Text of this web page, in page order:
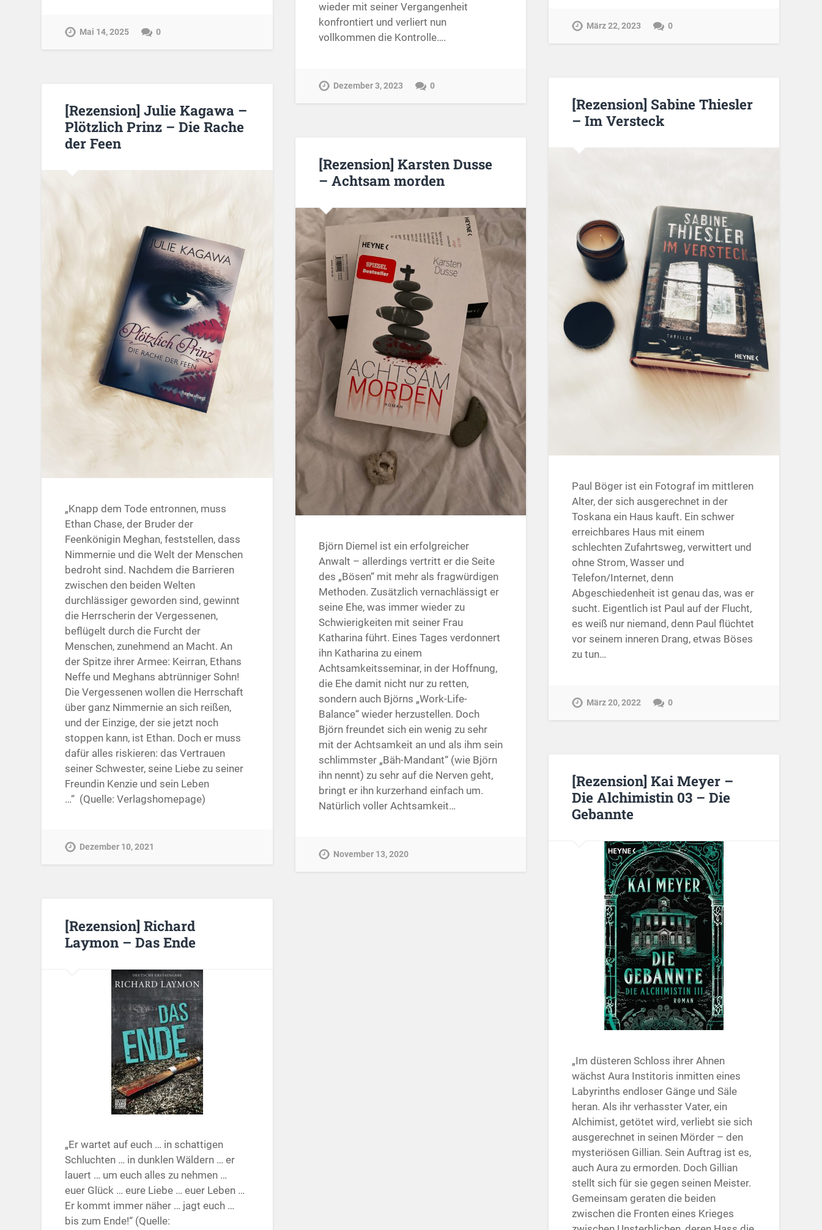
Mai 14, 2025 0
wieder mit seiner Vergangenheit
konfrontiert und verliert nun
vollkommen die Kontrolle….
Dezember 3, 2023 0
März 22, 2023 0
[Rezension] Sabine Thiesler
– Im Versteck
Paul Böger ist ein Fotograf im mittleren
Alter, der sich ausgerechnet in der
Toskana ein Haus kauft. Ein schwer
erreichbares Haus mit einem
schlechten Zufahrtsweg, verwittert und
ohne Strom, Wasser und
Telefon/Internet, denn
Abgeschiedenheit ist genau das, was er
sucht. Eigentlich ist Paul auf der Flucht,
es weiß nur niemand, denn Paul flüchtet
vor seinem inneren Drang, etwas Böses
zu tun…
März 20, 2022 0
[Rezension] Julie Kagawa –
Plötzlich Prinz – Die Rache
der Feen
„Knapp dem Tode entronnen, muss
Ethan Chase, der Bruder der
Feenkönigin Meghan, feststellen, dass
Nimmernie und die Welt der Menschen
bedroht sind. Nachdem die Barrieren
zwischen den beiden Welten
durchlässiger geworden sind, gewinnt
die Herrscherin der Vergessenen,
beflügelt durch die Furcht der
Menschen, zunehmend an Macht. An
der Spitze ihrer Armee: Keirran, Ethans
Neffe und Meghans abtrünniger Sohn!
Die Vergessenen wollen die Herrschaft
über ganz Nimmernie an sich reißen,
und der Einzige, der sie jetzt noch
stoppen kann, ist Ethan. Doch er muss
dafür alles riskieren: das Vertrauen
seiner Schwester, seine Liebe zu seiner
Freundin Kenzie und sein Leben
…“ (Quelle: Verlagshomepage)
Dezember 10, 2021
[Rezension] Karsten Dusse
– Achtsam morden
Björn Diemel ist ein erfolgreicher
Anwalt – allerdings vertritt er die Seite
des „Bösen“ mit mehr als fragwürdigen
Methoden. Zusätzlich vernachlässigt er
seine Ehe, was immer wieder zu
Schwierigkeiten mit seiner Frau
Katharina führt. Eines Tages verdonnert
ihn Katharina zu einem
Achtsamkeitsseminar, in der Hoffnung,
die Ehe damit nicht nur zu retten,
sondern auch Björns „Work-Life-
Balance“ wieder herzustellen. Doch
Björn freundet sich ein wenig zu sehr
mit der Achtsamkeit an und als ihm sein
schlimmster „Bäh-Mandant“ (wie Björn
ihn nennt) zu sehr auf die Nerven geht,
bringt er ihn kurzerhand einfach um.
Natürlich voller Achtsamkeit…
November 13, 2020
[Rezension] Kai Meyer –
Die Alchimistin 03 – Die
Gebannte
„Im düsteren Schloss ihrer Ahnen
wächst Aura Institoris inmitten eines
Labyrinths endloser Gänge und Säle
heran. Als ihr verhasster Vater, ein
Alchimist, getötet wird, verliebt sie sich
ausgerechnet in seinen Mörder – den
mysteriösen Gillian. Sein Auftrag ist es,
auch Aura zu ermorden. Doch Gillian
stellt sich für sie gegen seinen Meister.
Gemeinsam geraten die beiden
zwischen die Fronten eines Krieges
[Rezension] Richard
Laymon – Das Ende
„Er wartet auf euch … in schattigen
Schluchten … in dunklen Wäldern … er
lauert … um euch alles zu nehmen …
euer Glück … eure Liebe … euer Leben …
Er kommt immer näher … jagt euch …
bis zum Ende!“ (Quelle: